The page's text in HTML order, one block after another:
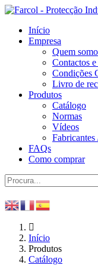
Início
Empresa
Quem
Contactos
Condições
Livro de
Produtos
Catálogo
Normas
Vídeos
Fabricantes
FAQs
Como comprar
Início
Produtos
Catálogo